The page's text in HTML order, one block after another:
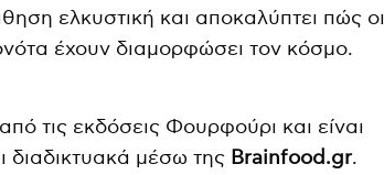
ελκυστική και αποκαλύπτει πώς οι
έχουν διαμορφώσει τον κόσμο.
τις εκδόσεις Φουρφούρι και είναι
διαδικτυακά μέσω της Brainfood.gr.